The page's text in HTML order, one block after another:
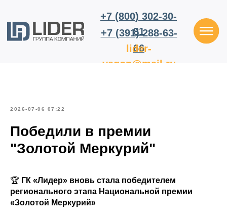
+7 (391) 288-63-
66
lider-
+7 (800) 302-30-
81
2026-07-06 07:22
Победили в премии
"Золотой Меркурий"
🏆 ГК «Лидер» вновь стала победителем
регионального этапа Национальной премии
«Золотой Меркурий»